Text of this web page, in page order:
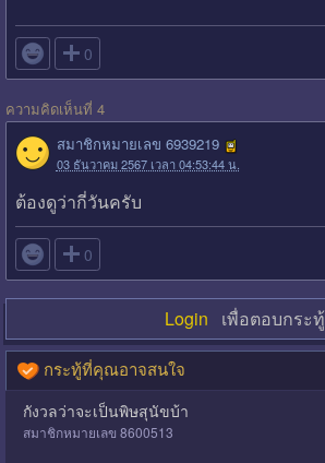
 0
ความคิดเห็นที่ 4
สมาชิกหมายเลข 6939219
03 ธันวาคม 2567 เวลา 04:53:44 น.
ต้องดูว่ากี่วันครับ
 0
Login เพื่อตอบกระทู้
กระทู้ที่คุณอาจสนใจ
กังวลว่าจะเป็นพิษสุนัขบ้า
สมาชิกหมายเลข 8600513